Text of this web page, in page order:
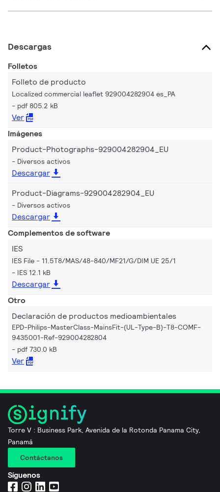
Descargas
Folletos
Folleto de producto
Localized commercial leaflet 929004282904 es_PA
pdf 805.2 kB
Ver
Imágenes
Product-Photographs-929004282904_EU
Diversos activos
Descargar
Product-Diagrams-929004282904_EU
Diversos activos
Descargar
Complementos de software
IES
IES File - 11.5T8/MAS/48-840/MF21/G/DIM UE 25/1
IES 12.1 kB
Descargar
Otro
Declaración de productos medioambientales
EPD-Philips-MasterClass-MainsFit-(UL-Type-B)-T8-COMF-
9435001-Ref-929004282804
pdf 730.0 kB
Ver
Torre V : Business Park, Avenida de la Rotonda Panama City,
Panamá
Contáctanos
Síguenos